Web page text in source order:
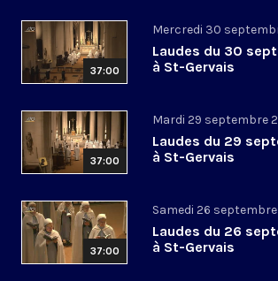
37:00
Mercredi 30
Laudes du 30
à St-Gervais
37:00
Mardi 29 septembre
Laudes du 29
à St-Gervais
37:00
Samedi 26
Laudes du 26
à St-Gervais